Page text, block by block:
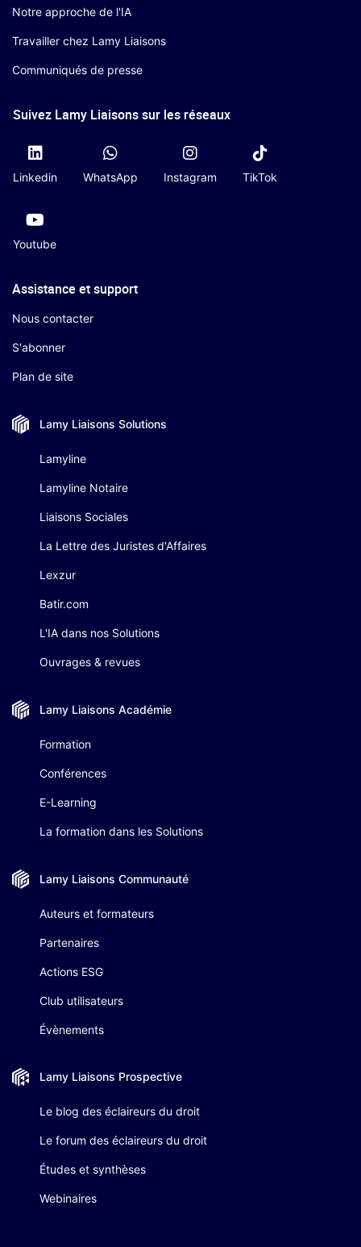
Notre approche de l'IA
Travailler chez Lamy Liaisons
Communiqués de presse
Suivez Lamy Liaisons sur les réseaux
Linkedin WhatsApp Instagram TikTok
Youtube
Assistance et support
Nous contacter
S'abonner
Plan de site
Lamy Liaisons Solutions
Lamyline
Lamyline Notaire
Liaisons Sociales
La Lettre des Juristes d'Affaires
Lexzur
Batir.com
L'IA dans nos Solutions
Ouvrages & revues
Lamy Liaisons Académie
Formation
Conférences
E-Learning
La formation dans les Solutions
Lamy Liaisons Communauté
Auteurs et formateurs
Partenaires
Actions ESG
Club utilisateurs
Évènements
Lamy Liaisons Prospective
Le blog des éclaireurs du droit
Le forum des éclaireurs du droit
Études et synthèses
Webinaires